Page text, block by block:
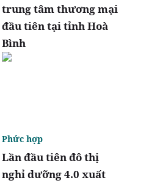
trung tâm thương mại
đầu tiên tại tỉnh Hoà
Bình
Lần đầu tiên đô thị
nghỉ dưỡng 4.0 xuất
Phức hợp